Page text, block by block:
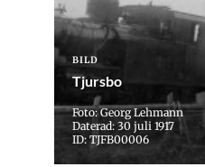
BILD
Tjursbo
Foto: Georg Lehmann
Daterad: 30 juli 1917
ID: TJFB00006